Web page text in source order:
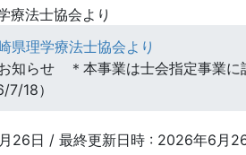
療法士協会より
県理学療法士協会より
お知らせ ＊本事業は士会指定事業
7/18）
26日 / 最終更新日時 : 2026年6月